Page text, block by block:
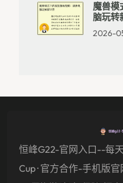
魔兽模
脑玩转
2026-
恒峰g22-官网入口--每天
Cup · 官方合作-手机版